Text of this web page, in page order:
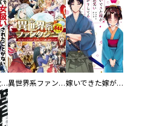
今まで一度も女扱いされたことがない女騎士を女扱いする漫画 異世界系ファンタジー ガンガンいこうぜ！大ボリューム試し読みパック 嫁いできた嫁が愛想笑いばかりしてる